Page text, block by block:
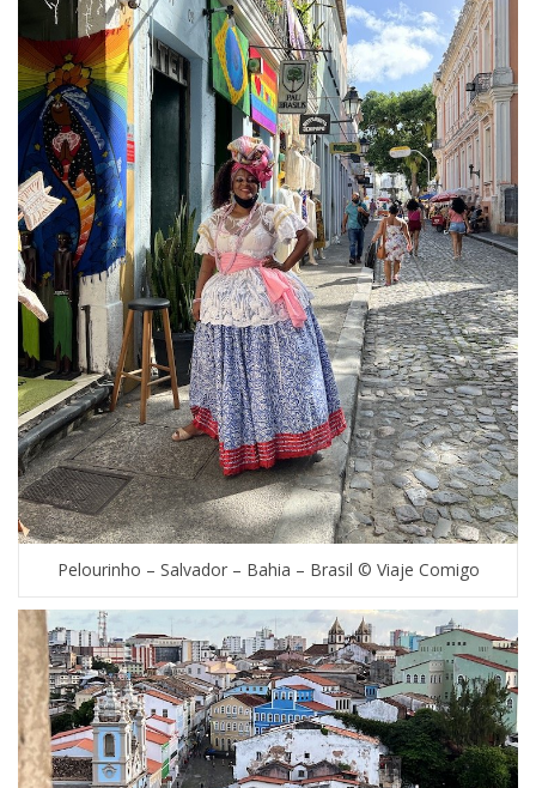
Pelourinho – Salvador – Bahia – Brasil © Viaje Comigo